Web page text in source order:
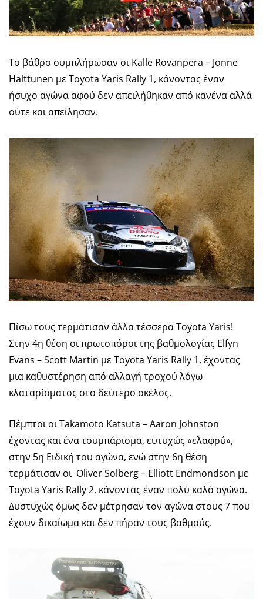
Το βάθρο συμπλήρωσαν οι Kalle Rovanpera – Jonne
Halttunen με Toyota Yaris Rally 1, κάνοντας έναν
ήσυχο αγώνα αφού δεν απειλήθηκαν από κανένα αλλά
ούτε και απείλησαν.
Πίσω τους τερμάτισαν άλλα τέσσερα Toyota Yaris!
Στην 4η θέση οι πρωτοπόροι της βαθμολογίας Elfyn
Evans – Scott Martin με Toyota Yaris Rally 1, έχοντας
μια καθυστέρηση από αλλαγή τροχού λόγω
κλαταρίσματος στο δεύτερο σκέλος.
Πέμπτοι οι Takamoto Katsuta – Aaron Johnston
έχοντας και ένα τουμπάρισμα, ευτυχώς «ελαφρύ»,
στην 5η Ειδική του αγώνα, ενώ στην 6η θέση
τερμάτισαν οι Oliver Solberg – Elliott Endmondson με
Toyota Yaris Rally 2, κάνοντας έναν πολύ καλό αγώνα.
Δυστυχώς όμως δεν μέτρησαν τον αγώνα στους 7 που
έχουν δικαίωμα και δεν πήραν τους βαθμούς.